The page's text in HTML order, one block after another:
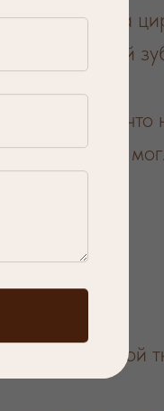
из диоксида
чтобы новый
мы ни за что
чтобы вы
костной